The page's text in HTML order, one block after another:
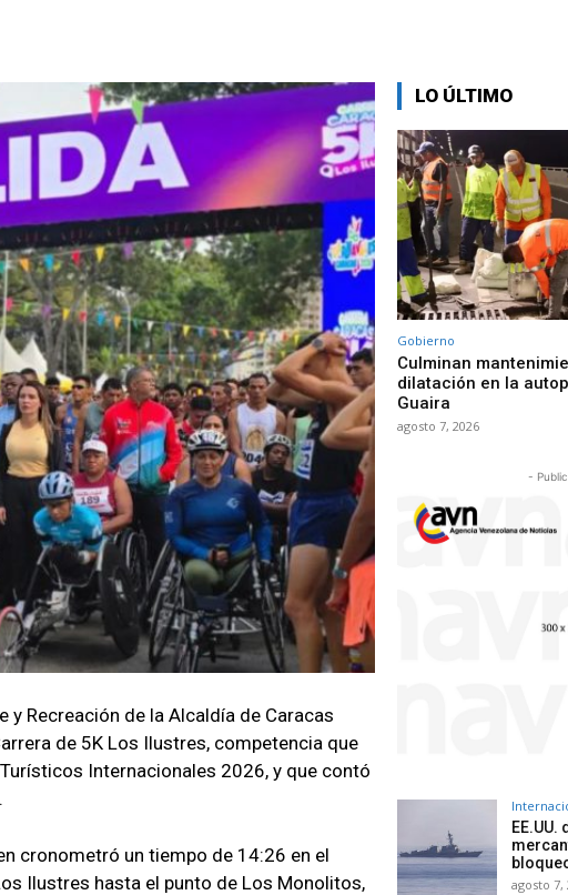
y Recreación de la Alcaldía de Caracas
de 5K Los Ilustres, competencia que
Internacionales 2026, y que contó
cronometró un tiempo de 14:26 en el
Ilustres hasta el punto de Los Monolitos,
LO ÚLTIMO
Gobierno
Culminan
dilatación en la
Guaira
agosto 7, 2026
-
agosto 7,